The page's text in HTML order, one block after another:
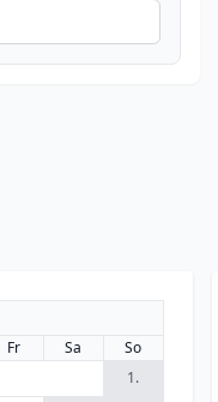
Fr Sa
So
1.